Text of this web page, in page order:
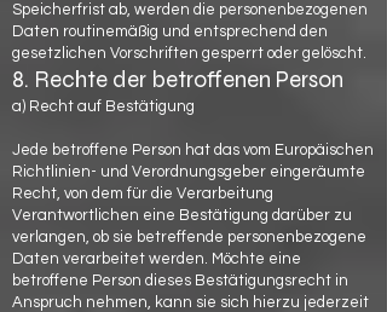
Speicherfrist ab, werden die personenbezogenen
Daten routinemäßig und entsprechend den
gesetzlichen Vorschriften gesperrt oder gelöscht.
8. Rechte der betroffenen Person
a) Recht auf Bestätigung
Jede betroffene Person hat das vom Europäischen
Richtlinien- und Verordnungsgeber eingeräumte
Recht, von dem für die Verarbeitung
Verantwortlichen eine Bestätigung darüber zu
verlangen, ob sie betreffende personenbezogene
Daten verarbeitet werden. Möchte eine
betroffene Person dieses Bestätigungsrecht in
Anspruch nehmen, kann sie sich hierzu jederzeit